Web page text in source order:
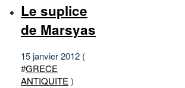
Le suplice
de Marsyas
15 janvier 2012 (
#GRECE
ANTIQUITE)